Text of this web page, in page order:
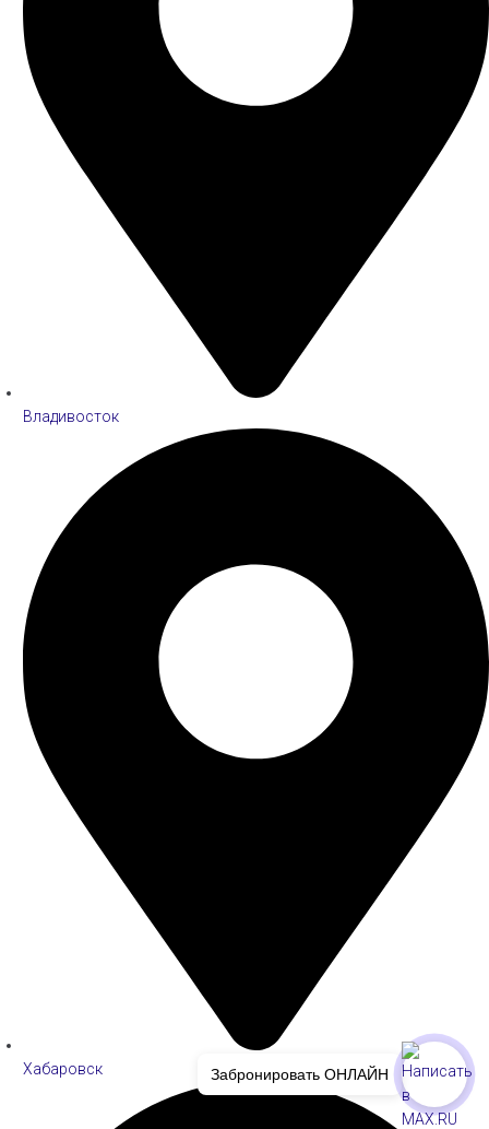
Владивосток
Хабаровск Забронировать ОНЛАЙН